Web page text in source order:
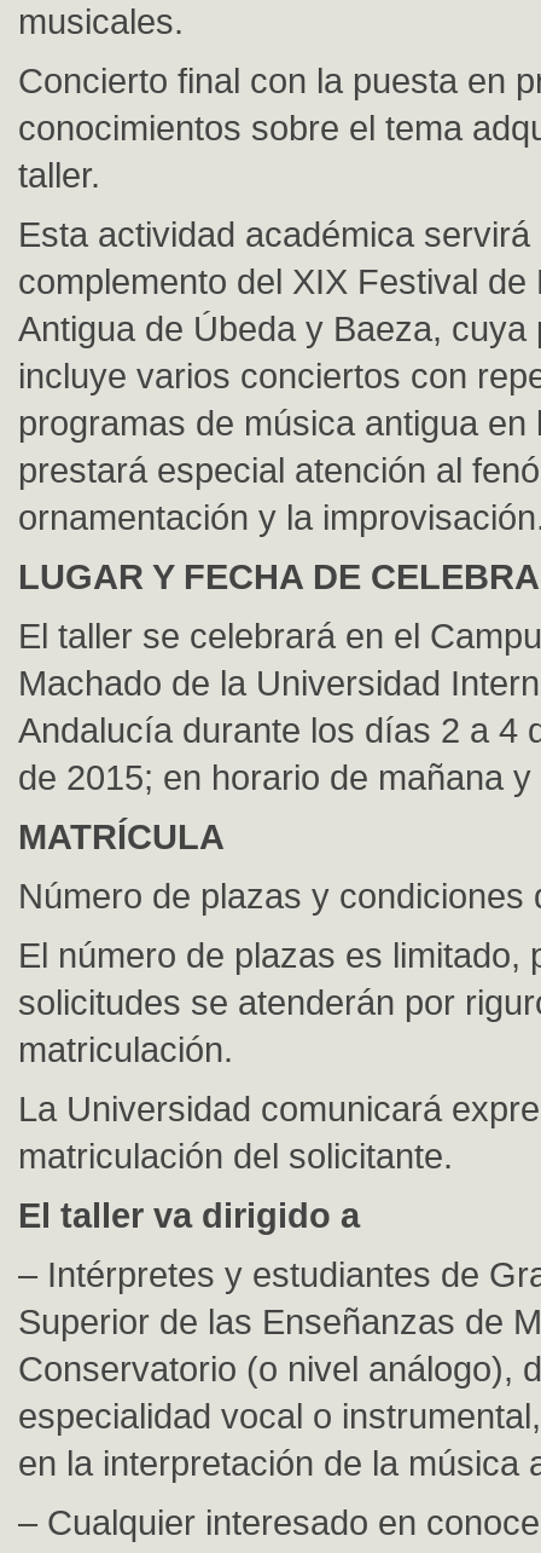
musicales.
Concierto final con la puesta en
conocimientos sobre el tema
taller.
Esta actividad académica servirá
complemento del XIX Festival de
Antigua de Úbeda y Baeza, cuya
incluye varios conciertos con
programas de música antigua en
prestará especial atención al
ornamentación y la
LUGAR Y FECHA DE
El taller se celebrará en el
Machado de la Universidad
Andalucía durante los días 2 a 4
de 2015; en horario de mañana y
MATRÍCULA
Número de plazas y condiciones
El número de plazas es limitado,
solicitudes se atenderán por
matriculación.
La Universidad comunicará
matriculación del solicitante.
El taller va dirigido a
– Intérpretes y estudiantes de
Superior de las Enseñanzas de
Conservatorio (o nivel análogo),
especialidad vocal o
en la interpretación de la música
– Cualquier interesado en